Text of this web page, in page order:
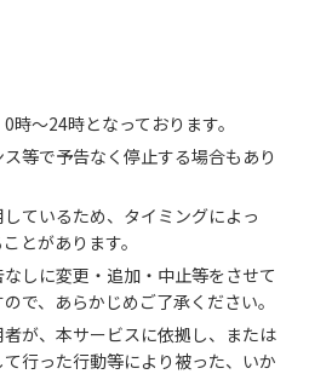
～24時となっております。
等で予告なく停止する場合もあり
ているため、タイミングによっ
とがあります。
しに変更・追加・中止等をさせて
で、あらかじめご了承ください。
が、本サービスに依拠し、または
行った行動等により被った、いか